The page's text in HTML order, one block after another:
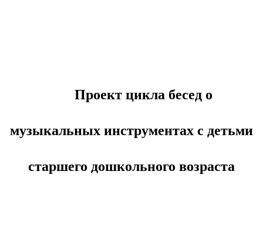
Проект цикла бесед о
музыкальных инструментах с детьми
старшего дошкольного возраста